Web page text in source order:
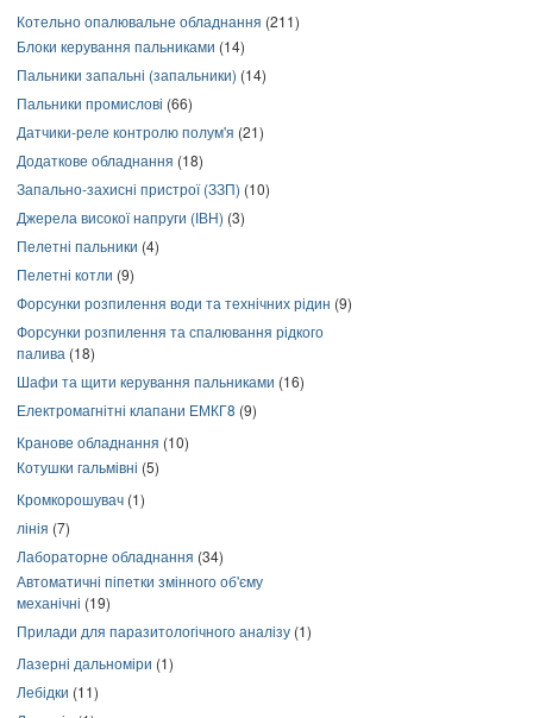
Котельно опалювальне обладнання (211)
Блоки керування пальниками (14)
Пальники запальні (запальники) (14)
Пальники промислові (66)
Датчики-реле контролю полум'я (21)
Додаткове обладнання (18)
Запально-захисні пристрої (ЗЗП) (10)
Джерела високої напруги (ІВН) (3)
Пелетні пальники (4)
Пелетні котли (9)
Форсунки розпилення води та технічних рідин (9)
Форсунки розпилення та спалювання рідкого
палива (18)
Шафи та щити керування пальниками (16)
Електромагнітні клапани ЕМКГ8 (9)
Кранове обладнання (10)
Котушки гальмівні (5)
Кромкорошувач (1)
лінія (7)
Лабораторне обладнання (34)
Автоматичні піпетки змінного об'єму
механічні (19)
Прилади для паразитологічного аналізу (1)
Лазерні дальноміри (1)
Лебідки (11)